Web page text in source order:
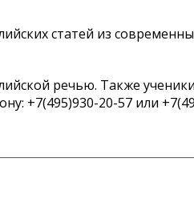
статей из
речью. Также
+7(495)930-20-57 или